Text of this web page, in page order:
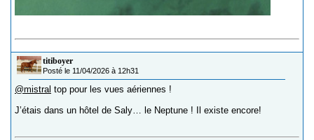
titiboyer
Posté le 11/04/2026 à 12h31
@mistral top pour les vues aériennes !
J’étais dans un hôtel de Saly… le Neptune ! Il existe encore!